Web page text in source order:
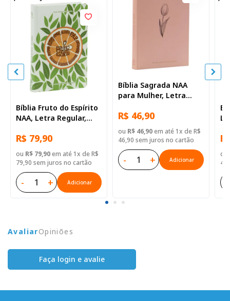
Bíblia Fruto do Espírito
NAA, Letra Regular,
destacadas, com
mapa, Capa Dura
Laranja
R$ 79,90
ou R$ 79,90em até 1x de R$
79,90 sem juros no cartão
- + Adicionar
Bíblia Sagrada NAA
para Mulher, Letra
de Jesus destacadas,
com mapa, Capa Dura
Rose
R$ 46,90
ou R$ 46,90em até 1x de R$
46,90 sem juros no cartão
- + Adicionar
ou
AvaliarOpiniões
Faça login e avalie